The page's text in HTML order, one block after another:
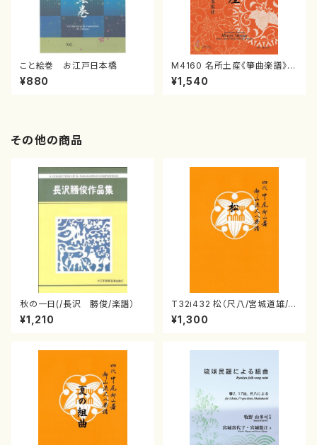
こと絵巻 お江戸日本橋
¥880
M4160 名所土産《箏曲楽譜》
（箏/宮城喜代子・宮城数江著・
宮城宗家監修/箏曲古典楽譜）
¥1,540
その他の商品
秋の一日(/長沢 勝俊/楽譜）
¥1,210
T32i432 松（尺八/宮城道雄/
楽譜）都山流公刊楽譜曲番:213
8
¥1,300